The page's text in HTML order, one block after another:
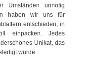
Umständen unnötig
haben wir uns für
entschieden, in
einpacken. Jedes
Unikat, das
wurde.